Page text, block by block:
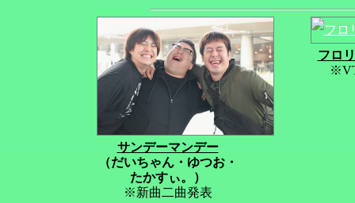
サンデーマンデー
（だいちゃん・ゆつお・
たかすぃ。）
※新曲二曲発表
フロ